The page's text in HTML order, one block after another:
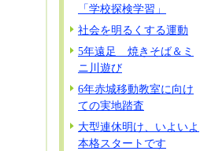
「学校探検学習」
社会を明るくする運動
5年遠足 焼きそば＆ミ
ニ川遊び
6年赤城移動教室に向け
ての実地踏査
大型連休明け、いよいよ
本格スタートです